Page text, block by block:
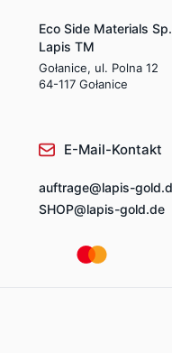
Eco Side Materials
Lapis TM
Gołanice, ul. Polna 12
64-117 Gołanice
E-Mail-Kontakt
auftrage@lapis-
SHOP@lapis-gold.de